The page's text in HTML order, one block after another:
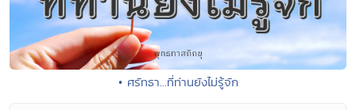
• ศรัทธา...ที่ท่านยังไม่รู้จัก